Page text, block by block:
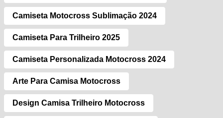
Camiseta Motocross Sublimação 2024
Camiseta Para Trilheiro 2025
Camiseta Personalizada Motocross 2024
Arte Para Camisa Motocross
Design Camisa Trilheiro Motocross